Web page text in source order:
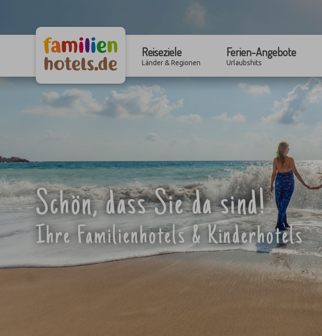
Reiseziele
Länder & Regionen
Ferien-Angebote
Urlaubshits
Schön, dass Sie da sind!
Ihre Familienhotels & Kinderhotels